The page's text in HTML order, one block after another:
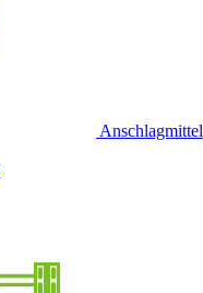
Anschlagmittel